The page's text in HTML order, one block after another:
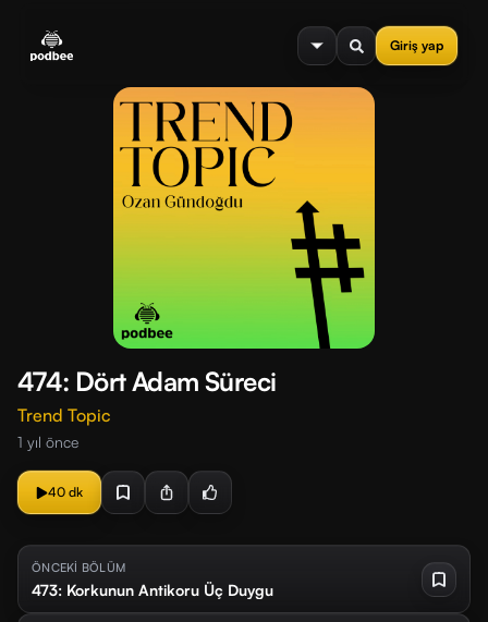
Giriş yap
menu
474: Dört Adam Süreci
Trend Topic
1 yıl önce
40 dk
ÖNCEKİ BÖLÜM
473: Korkunun Antikoru Üç Duygu